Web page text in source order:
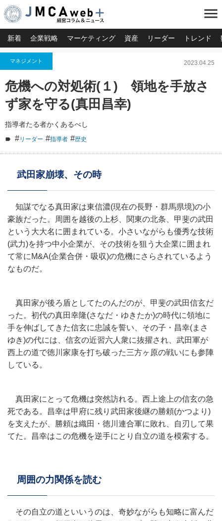
menu
新着 企業戦略 マーケティング 資産 リーダー トレンド
マネジメント 2023.04.25
危機への対処術(１) 領地を手放さ
ず家を守る(真田昌幸)
指導者たる者かくあるべし
#リーダー #指導者 #歴史
武田家崩壊、その時
知謀でなる真田家は東信濃(現在の長野・群馬県境)の小
豪族だった。周囲を越後の上杉、関東の北条、甲斐の武田
という大大名に囲まれている。小さいながらも優秀な技術
(武力)を持つ中小企業が、その技術を狙う大企業に囲まれ
て常にM&A(企業合併・吸収)の危機にさらされているよう
なものだ。
真田家が後ろ盾としてたのんだのが、甲斐の武田信玄だ
った。初代の真田幸隆(さなだ・ゆきたか)の時代に領地に
手を伸ばしてきた信玄に忠誠を誓い、その子・昌幸(まさ
ゆき)の代には、信玄の近習六人衆に抜擢され、武田軍が
西上の道で徳川家康を打ち破った三方ヶ原の戦いにも参陣
している。
真田家にとって危機は突然訪れる。西上途上の信玄の急
死である。昌幸は甲府に残り武田家後継の勝頼(かつより)
を支えたが、勝頼は織田・徳川連合軍に敗れ、自刃して果
てた。昌幸はこの危機を逆手にとり自立の道を模索する。
周囲の力関係を読む
その自立の道といいうのは、奇妙ながらも知略に富んだ